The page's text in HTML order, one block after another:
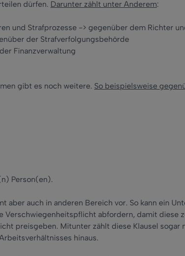
dürfen. Darunter zählt unter Anderem:
und Strafprozesse -> gegenüber dem Richter
der Strafverfolgungsbehörde
Finanzverwaltung
gibt es noch weitere. So beispielsweise
Person(en).
aber auch in anderen Bereich vor. So kann ein
Verschwiegenheitspflicht abfordern, damit diese
preisgeben. Mitunter zählt diese Klausel sogar
hinaus.